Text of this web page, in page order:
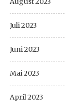
Juli 2023
Juni 2023
Mai 2023
April 2023